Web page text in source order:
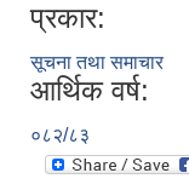
प्रकार:
सूचना तथा समाचार
आर्थिक वर्ष:
०८२/८३